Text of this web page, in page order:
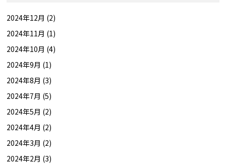
2024年12月 (2)
2024年11月 (1)
2024年10月 (4)
2024年9月 (1)
2024年8月 (3)
2024年7月 (5)
2024年5月 (2)
2024年4月 (2)
2024年3月 (2)
2024年2月 (3)